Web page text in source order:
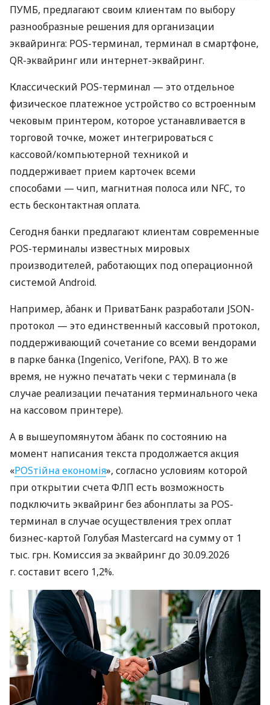
ПУМБ, предлагают своим клиентам по выбору
разнообразные решения для организации
эквайринга: POS-терминал, терминал в смартфоне,
QR-эквайринг или интернет-эквайринг.
Классический POS-терминал — это отдельное
физическое платежное устройство со встроенным
чековым принтером, которое устанавливается в
торговой точке, может интегрироваться с
кассовой/компьютерной техникой и
поддерживает прием карточек всеми
способами — чип, магнитная полоса или NFC, то
есть бесконтактная оплата.
Сегодня банки предлагают клиентам современные
POS-терминалы известных мировых
производителей, работающих под операционной
системой Android.
Например, àбанк и ПриватБанк разработали JSON-
протокол — это единственный кассовый протокол,
поддерживающий сочетание со всеми вендорами
в парке банка (Ingenico, Verifone, PAX). В то же
время, не нужно печатать чеки с терминала (в
случае реализации печатания терминального чека
на кассовом принтере).
А в вышеупомянутом àбанк по состоянию на
момент написания текста продолжается акция
«POSтійна економія», согласно условиям которой
при открытии счета ФЛП есть возможность
подключить эквайринг без абонплаты за POS-
терминал в случае осуществления трех оплат
бизнес-картой Голубая Mastercard на сумму от 1
тыс. грн. Комиссия за эквайринг до 30.09.2026
г. составит всего 1,2%.